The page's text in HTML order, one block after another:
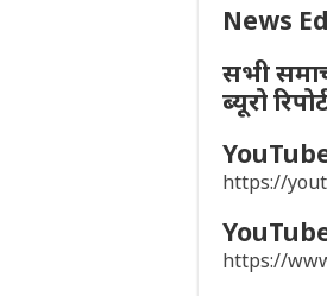
News
सभी
ब्यूरो
https://
https://